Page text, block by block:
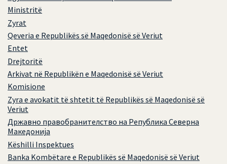
Ministritë
Zyrat
Qeveria e Republikës së Maqedonisë së Veriut
Entet
Drejtoritë
Arkivat në Republikën e Maqedonisë së Veriut
Komisione
Zyra e avokatit të shtetit të Republikës së Maqedonisë së
Veriut
Државно правобранителство на Република Северна
Македонија
Këshilli Inspektues
Banka Kombëtare e Republikës së Maqedonisë së Veriut